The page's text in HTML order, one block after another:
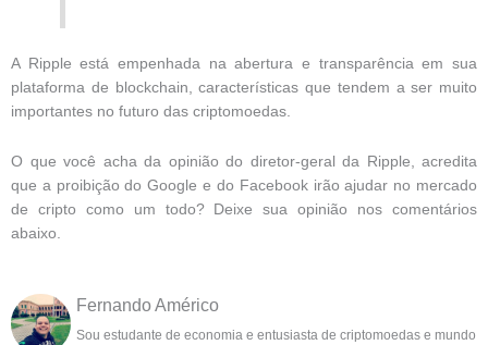
A Ripple está empenhada na abertura e transparência em sua
plataforma de blockchain, características que tendem a ser muito
importantes no futuro das criptomoedas.
O que você acha da opinião do diretor-geral da Ripple, acredita
que a proibição do Google e do Facebook irão ajudar no mercado
de cripto como um todo? Deixe sua opinião nos comentários
abaixo.
Fernando Américo
Sou estudante de economia e entusiasta de criptomoedas e mundo